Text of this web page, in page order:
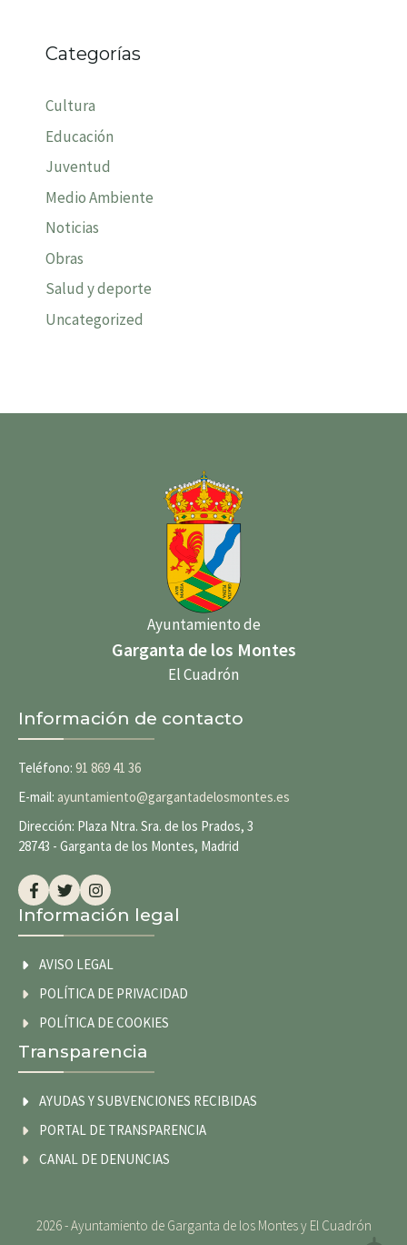
Categorías
Cultura
Educación
Juventud
Medio Ambiente
Noticias
Obras
Salud y deporte
Uncategorized
Ayuntamiento de
Garganta de los Montes
El Cuadrón
Información de contacto
Teléfono: 91 869 41 36
E-mail: ayuntamiento@gargantadelosmontes.es
Dirección: Plaza Ntra. Sra. de los Prados, 3
28743 - Garganta de los Montes, Madrid
Información legal
AVISO LEGAL
POLÍTICA DE PRIVACIDAD
POLÍTICA DE COOKIES
Transparencia
AYUDAS Y SUBVENCIONES RECIBIDAS
PORTAL DE TRANSPARENCIA
CANAL DE DENUNCIAS
2026 - Ayuntamiento de Garganta de los Montes y El Cuadrón